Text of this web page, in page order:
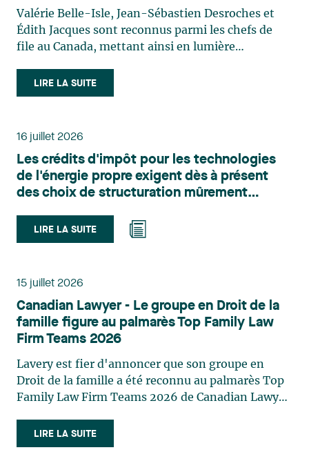
Valérie Belle-Isle, Jean-Sébastien Desroches et
Édith Jacques sont reconnus parmi les chefs de
file au Canada, mettant ainsi en lumière
le domaine du droit des technologies. Valérie
Belle-Isle est associée au sein du groupe de droit
principalement sur le droit de l’environnement,
du territoire. Elle conseille et représente une
clientèle publique et privée dans le cadre d’enjeux
touchant notamment les obligations
et de permis, l’application et la contestation de
règlements d’urbanisme, ainsi que les dossiers
municipalités dans la validation juridique de leurs
Reconnue pour son approche à la fois stratégique
et pratique, elle intervient aussi en matière de
taxation municipale et d’évaluation foncière, en
plus de contribuer régulièrement à des
publications et à des activités de formation. Jean-
Sébastien Desroches œuvre en droit des affaires,
acquisitions, des infrastructures, des énergies
LIRE LA SUITE
16 juillet 2026
Les crédits d'impôt pour les technologies
de l'énergie propre exigent dès à présent
des choix de structuration mûrement
LIRE LA SUITE
15 juillet 2026
Canadian Lawyer - Le groupe en Droit de la
famille figure au palmarès Top Family Law
Firm Teams 2026
Lavery est fier d'annoncer que son groupe en
Droit de la famille a été reconnu au palmarès Top
Family Law Firm Teams 2026 de Canadian Lawyer.
sélection rigoureux, fondé sur des nominations
issues du lectorat, d'associations juridiques et de
LIRE LA SUITE